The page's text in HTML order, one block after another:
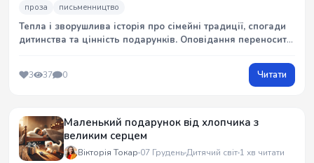
проза письменництво
Тепла і зворушлива історія про сімейні традиції, спогади
дитинства та цінність подарунків. Оповідання переносить
героїня, Аня, згадує свої дитячі спогади, пов`язані з
особливою лялькою, подарованою їй дядьком.
3 37 0 Читати
Маленький подарунок від хлопчика з
великим серцем
Вікторія Токар 07 ГруденьДитячий світ 1 хв читати